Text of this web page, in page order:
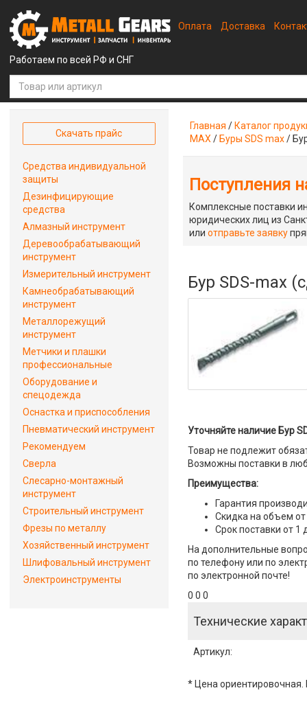
Работаем по всей РФ и СНГ
Оплата Доставка
Главная / Каталог
MAX / Буры SDS max/
Поступления
Комплексные поставки
юридических лиц из
илиотправьте заявку
Бур SDS-max
Уточняйте наличие Бур
Товар не подлежит
Возможны поставки в
Преимущества:
Гарантия
Скидка на объем от
Срок поставки от 1
На дополнительные
по телефону или по
по электронной почте!
0 0 0
Технические
Артикул:
* Цена ориентировочная.
Скачать прайс
Средства индивидуальной
защиты
Дезинфицирующие
средства
Алмазный инструмент
Деревообрабатывающий
инструмент
Измерительный инструмент
Камнеобрабатывающий
инструмент
Металлорежущий
инструмент
Метчики и плашки
профессиональные
Оборудование и
спецодежда
Оснастка и приспособления
Пневматический инструмент
Рекомендуем
Сверла
Слесарно-монтажный
инструмент
Строительный инструмент
Фрезы по металлу
Хозяйственный инструмент
Шлифовальный инструмент
Электроинструменты